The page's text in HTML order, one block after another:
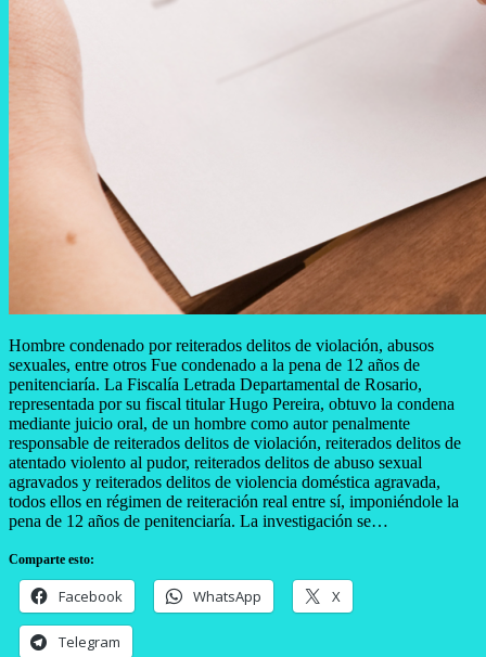
Hombre condenado por reiterados delitos de violación, abusos
sexuales, entre otros Fue condenado a la pena de 12 años de
penitenciaría. La Fiscalía Letrada Departamental de Rosario,
representada por su fiscal titular Hugo Pereira, obtuvo la condena
mediante juicio oral, de un hombre como autor penalmente
responsable de reiterados delitos de violación, reiterados delitos de
atentado violento al pudor, reiterados delitos de abuso sexual
agravados y reiterados delitos de violencia doméstica agravada,
todos ellos en régimen de reiteración real entre sí, imponiéndole la
pena de 12 años de penitenciaría. La investigación se…
Comparte esto:
Facebook WhatsApp X
Telegram